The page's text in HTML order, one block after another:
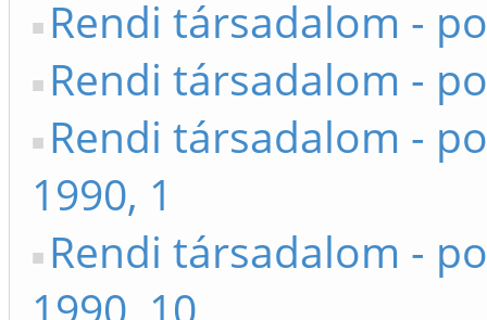
Rendi társadalom -
Rendi társadalom -
Rendi társadalom -
1990, 1
Rendi társadalom -